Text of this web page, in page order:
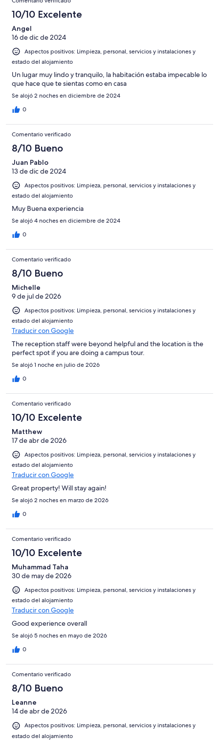
Normal
una
puntuación
Mediocre
una
puntuación
de
10/10 Excelente
Angel
16 de dic de 2024
Aspectos positivos: Limpieza, personal, servicios y instalaciones y
estado del alojamiento
Un lugar muy lindo y tranquilo, la habitación estaba impecable lo
que hace que te sientas como en casa
Se alojó 2 noches en diciembre de 2024
0
Comentario verificado
8/10 Bueno
Juan Pablo
13 de dic de 2024
Aspectos positivos: Limpieza, personal, servicios y instalaciones y
estado del alojamiento
Muy Buena experiencia
Se alojó 4 noches en diciembre de 2024
0
Comentario verificado
8/10 Bueno
Michelle
9 de jul de 2026
Aspectos positivos: Limpieza, personal, servicios y instalaciones y
estado del alojamiento
Traducir con Google
The reception staff were beyond helpful and the location is the
perfect spot if you are doing a campus tour.
Se alojó 1 noche en julio de 2026
0
Comentario verificado
10/10 Excelente
Matthew
17 de abr de 2026
Aspectos positivos: Limpieza, personal, servicios y instalaciones y
estado del alojamiento
Traducir con Google
Great property! Will stay again!
Se alojó 2 noches en marzo de 2026
0
Comentario verificado
10/10 Excelente
Muhammad Taha
30 de may de 2026
Aspectos positivos: Limpieza, personal, servicios y instalaciones y
estado del alojamiento
Traducir con Google
Good experience overall
Se alojó 5 noches en mayo de 2026
0
Comentario verificado
8/10 Bueno
Leanne
14 de abr de 2026
Aspectos positivos: Limpieza, personal, servicios y instalaciones y
estado del alojamiento